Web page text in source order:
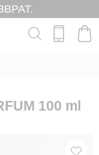
100 ml